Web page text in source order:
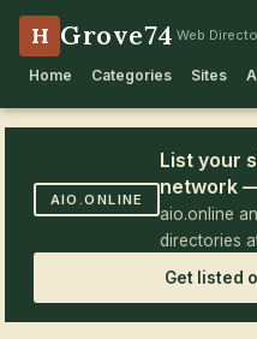
H Grove74 Web
Home Categories Sites
AIO.ONLINE
List your
network
aio.online
directories
Get listed